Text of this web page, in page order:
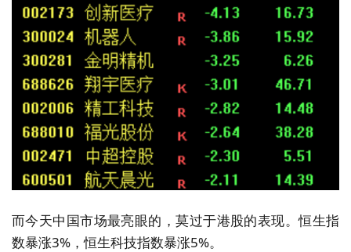
而今天中国市场最亮眼的，莫过于港股的表现。恒生指
数暴涨3%，恒生科技指数暴涨5%。